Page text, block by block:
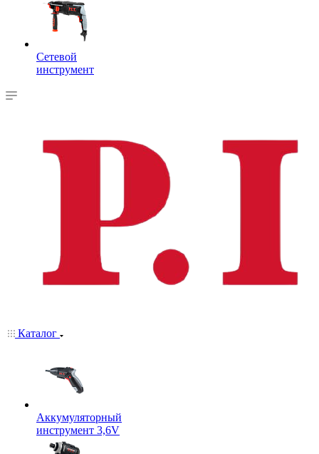
Сетевой
инструмент
Каталог
Аккумуляторный
инструмент 3,6V